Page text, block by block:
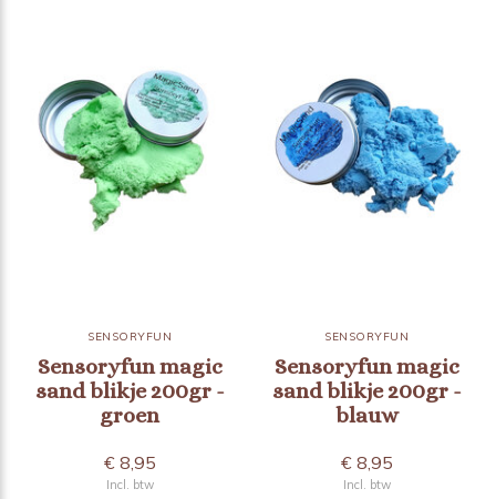
SENSORYFUN
Sensoryfun magic
sand blikje 200gr -
groen
€ 8,95
Incl. btw
SENSORYFUN
Sensoryfun magic
sand blikje 200gr -
blauw
€ 8,95
Incl. btw